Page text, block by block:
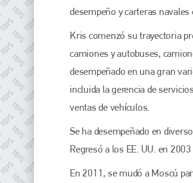
desempeño y carteras navales
Kris comenzó su trayectoria
camiones y autobuses,
desempeñado en una gran
incluida la gerencia de
ventas de vehículos.
Se ha desempeñado en
Regresó a los EE. UU. en
En 2011, se mudó a Moscú